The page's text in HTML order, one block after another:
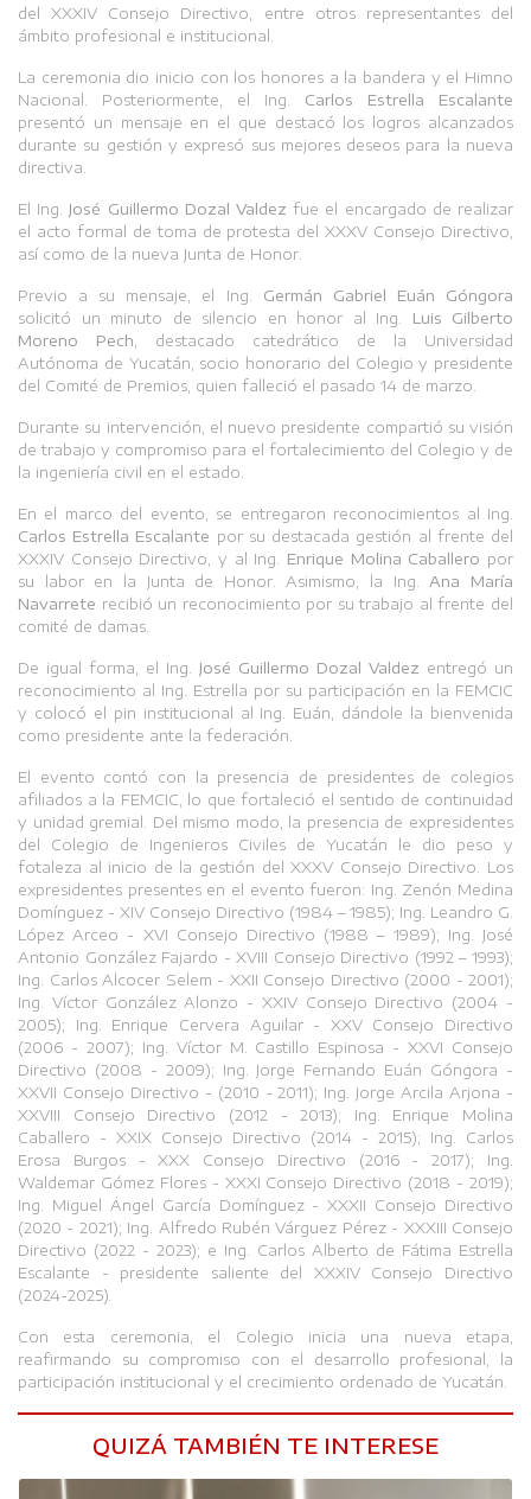
del XXXIV Consejo Directivo, entre otros representantes del
ámbito profesional e institucional.
La ceremonia dio inicio con los honores a la bandera y el Himno
Nacional. Posteriormente, el Ing. Carlos Estrella Escalante
presentó un mensaje en el que destacó los logros alcanzados
durante su gestión y expresó sus mejores deseos para la nueva
directiva.
El Ing. José Guillermo Dozal Valdez fue el encargado de realizar
el acto formal de toma de protesta del XXXV Consejo Directivo,
así como de la nueva Junta de Honor.
Previo a su mensaje, el Ing. Germán Gabriel Euán Góngora
solicitó un minuto de silencio en honor al Ing. Luis Gilberto
Moreno Pech , destacado catedrático de la Universidad
Autónoma de Yucatán, socio honorario del Colegio y presidente
del Comité de Premios, quien falleció el pasado 14 de marzo.
Durante su intervención, el nuevo presidente compartió su visión
de trabajo y compromiso para el fortalecimiento del Colegio y de
la ingeniería civil en el estado.
En el marco del evento, se entregaron reconocimientos al Ing.
Carlos Estrella Escalante por su destacada gestión al frente del
XXXIV Consejo Directivo, y al Ing. Enrique Molina Caballero por
su labor en la Junta de Honor. Asimismo, la Ing. Ana María
Navarrete recibió un reconocimiento por su trabajo al frente del
comité de damas.
De igual forma, el Ing. José Guillermo Dozal Valdez entregó un
reconocimiento al Ing. Estrella por su participación en la FEMCIC
y colocó el pin institucional al Ing. Euán, dándole la bienvenida
como presidente ante la federación.
El evento contó con la presencia de presidentes de colegios
afiliados a la FEMCIC, lo que fortaleció el sentido de continuidad
y unidad gremial. Del mismo modo, la presencia de expresidentes
del Colegio de Ingenieros Civiles de Yucatán le dio peso y
fotaleza al inicio de la gestión del XXXV Consejo Directivo. Los
expresidentes presentes en el evento fueron: Ing. Zenón Medina
Domínguez - XIV Consejo Directivo (1984 – 1985); Ing. Leandro G.
López Arceo - XVI Consejo Directivo (1988 – 1989); Ing. José
Antonio González Fajardo - XVIII Consejo Directivo (1992 – 1993);
Ing. Carlos Alcocer Selem - XXII Consejo Directivo (2000 - 2001);
Ing. Víctor González Alonzo - XXIV Consejo Directivo (2004 -
2005); Ing. Enrique Cervera Aguilar - XXV Consejo Directivo
(2006 - 2007); Ing. Víctor M. Castillo Espinosa - XXVI Consejo
Directivo (2008 - 2009); Ing. Jorge Fernando Euán Góngora -
XXVII Consejo Directivo - (2010 - 2011); Ing. Jorge Arcila Arjona -
XXVIII Consejo Directivo (2012 - 2013); Ing. Enrique Molina
Caballero - XXIX Consejo Directivo (2014 - 2015); Ing. Carlos
Erosa Burgos - XXX Consejo Directivo (2016 - 2017); Ing.
Waldemar Gómez Flores - XXXI Consejo Directivo (2018 - 2019);
Ing. Miguel Ángel García Domínguez - XXXII Consejo Directivo
(2020 - 2021); Ing. Alfredo Rubén Várguez Pérez - XXXIII Consejo
Directivo (2022 - 2023); e Ing. Carlos Alberto de Fátima Estrella
Escalante - presidente saliente del XXXIV Consejo Directivo
(2024-2025).
Con esta ceremonia, el Colegio inicia una nueva etapa,
reafirmando su compromiso con el desarrollo profesional, la
participación institucional y el crecimiento ordenado de Yucatán.
QUIZÁ TAMBIÉN TE INTERESE